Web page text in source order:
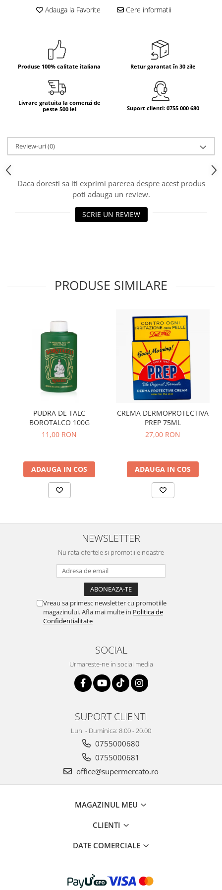
Bere italiana
Bauturi aperitive, alcoolice
Sucuri si bauturi racoritoare
Panettone cozonac italian,
Pandoro si Balocco
Produse de patiserie
Adauga la Favorite Cere informatii
Produse 100% calitate italiana Retur garantat în 30 zile
Livrare gratuita la comenzi de
peste 500 lei
Suport clienti: 0755 000 680
Review-uri(0)
Daca doresti sa iti exprimi parerea despre acest produs
poti adauga un review.
SCRIE UN REVIEW
PRODUSE SIMILARE
PUDRA DE TALC
BOROTALCO 100G
11,00 RON
ADAUGA IN COS
CREMA DERMOPROTECTIVA
PREP 75ML
27,00 RON
ADAUGA IN COS
NEWSLETTER
Nu rata ofertele si promotiile noastre
Vreau sa primesc newsletter cu promotiile
magazinului. Afla mai multe in Politica de
Confidentialitate
SOCIAL
Urmareste-ne in social media
SUPORT CLIENTI
Luni - Duminica: 8.00 - 20.00
0755000680
0755000681
office@supermercato.ro
MAGAZINUL MEU
CLIENTI
DATE COMERCIALE